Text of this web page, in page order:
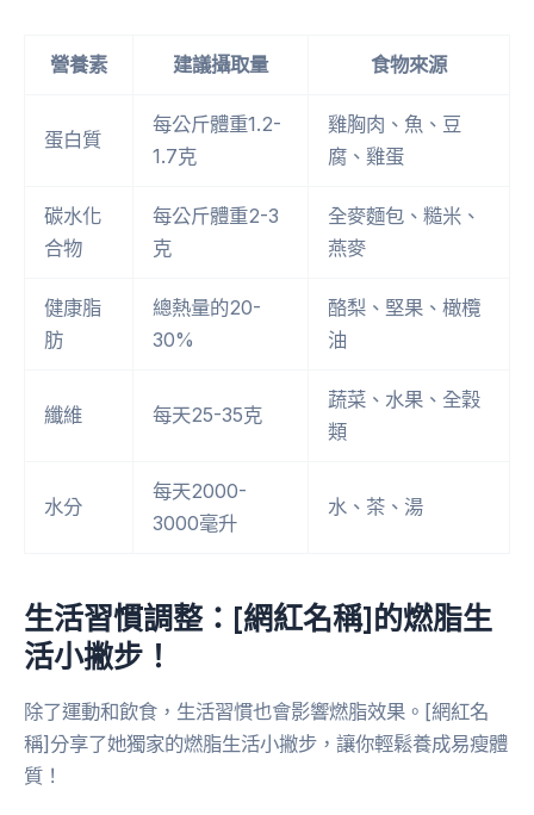
營養素 建議攝取量 食物來源
蛋白質
每公斤體重1.2-
1.7克
雞胸肉、魚、豆
腐、雞蛋
碳水化
合物
每公斤體重2-3
克
全麥麵包、糙米、
燕麥
健康脂
肪
總熱量的20-
30%
酪梨、堅果、橄欖
油
纖維 每天25-35克
蔬菜、水果、全穀
類
水分
每天2000-
3000毫升
水、茶、湯
生活習慣調整：[網紅名稱]的燃脂生
活小撇步！
除了運動和飲食，生活習慣也會影響燃脂效果。[網紅名
稱]分享了她獨家的燃脂生活小撇步，讓你輕鬆養成易瘦體
質！